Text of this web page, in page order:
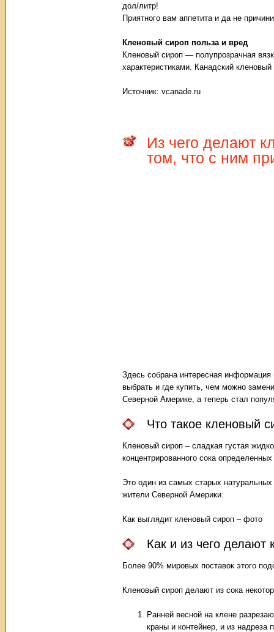
дол/литр!
Приятного вам аппетита и да не
Кленовый сироп польза и вред
Кленовый сироп — полупрозрачная
характеристиками. Канадский кленовый
Источник: vcanade.ru
Из чего делают
том, что с ним
Здесь собрана интересная информация
выбрать и где купить, чем можно
Северной Америке, а теперь стал
Что такое кленовый
Кленовый сироп – сладкая густая
концентрированного сока
Это один из самых старых
жители Северной Америки.
Как выглядит кленовый сироп – фото
Как и из чего делают
Более 90% мировых поставок этого
Кленовый сироп делают из сока
Ранней весной на клене
краны и контейнер, и из надреза